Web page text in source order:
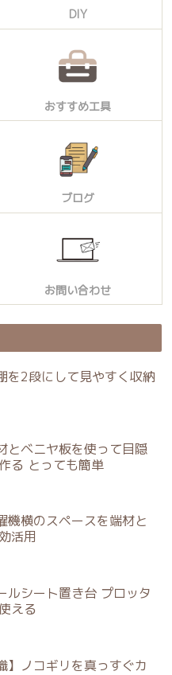
DIY
おすすめ工具
ブログ
お問い合わせ
を2段にして見やすく収納
とベニヤ板を使って目隠
る とっても簡単
機横のスペースを端材と
活用
ルシート置き台 プロッタ
える
】ノコギリを真っすぐカ